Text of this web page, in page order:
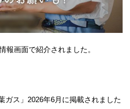
報画面で紹介されました。
ガス」2026年6月に掲載されました